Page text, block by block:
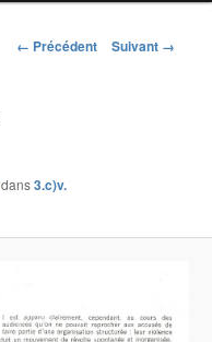
Navigation
← Précédent Suivant →
dans3.c)v.